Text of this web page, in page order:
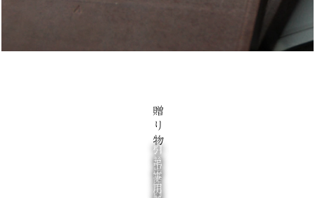
贈り物
出産内祝